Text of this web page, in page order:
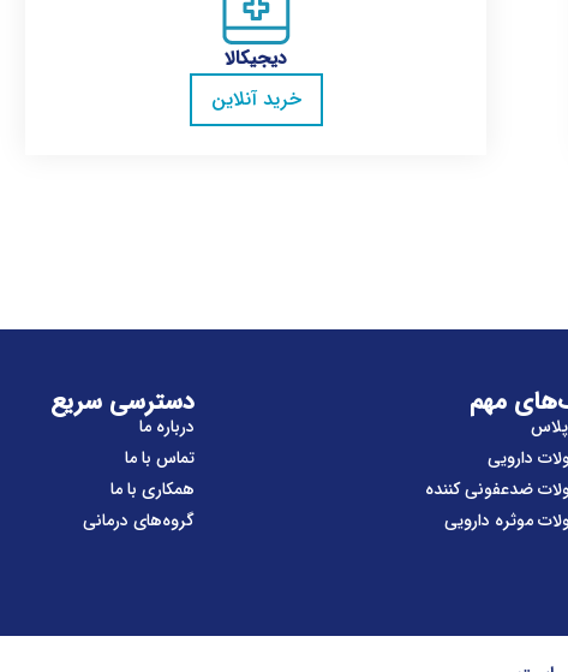
دیجیکالا
خرید آنلاین
مهم
پلاس
دارویی
ضدعفونی کننده
موثره دارویی
دسترسی سریع
درباره ما
تماس با ما
همکاری با ما
گروه‌های درمانی